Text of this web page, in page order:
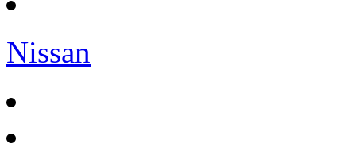
Nissan